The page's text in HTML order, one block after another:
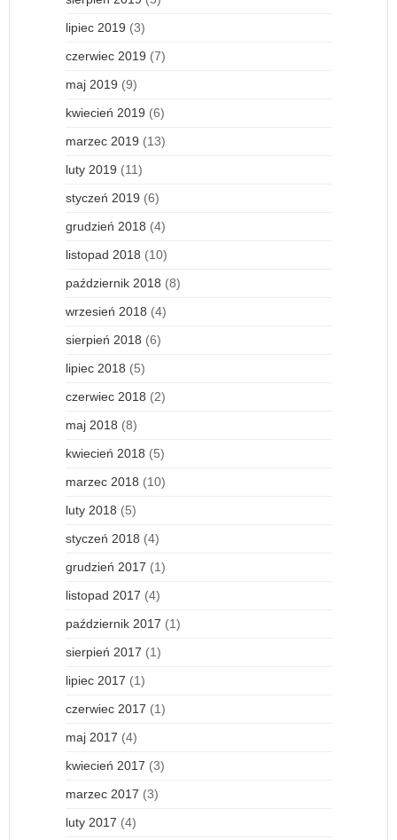
lipiec 2019 (3)
czerwiec 2019 (7)
maj 2019 (9)
kwiecień 2019 (6)
marzec 2019 (13)
luty 2019 (11)
styczeń 2019 (6)
grudzień 2018 (4)
listopad 2018 (10)
październik 2018 (8)
wrzesień 2018 (4)
sierpień 2018 (6)
lipiec 2018 (5)
czerwiec 2018 (2)
maj 2018 (8)
kwiecień 2018 (5)
marzec 2018 (10)
luty 2018 (5)
styczeń 2018 (4)
grudzień 2017 (1)
listopad 2017 (4)
październik 2017 (1)
sierpień 2017 (1)
lipiec 2017 (1)
czerwiec 2017 (1)
maj 2017 (4)
kwiecień 2017 (3)
marzec 2017 (3)
luty 2017 (4)